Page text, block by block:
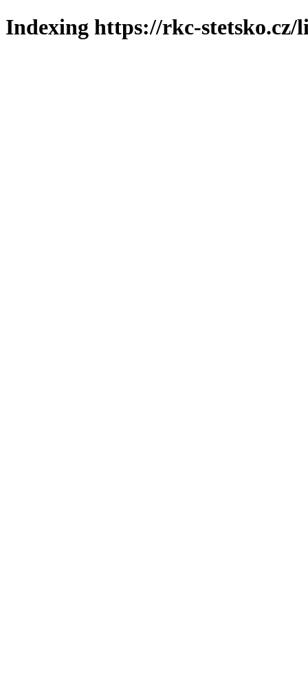
Indexing https://rkc-stetsko.cz/